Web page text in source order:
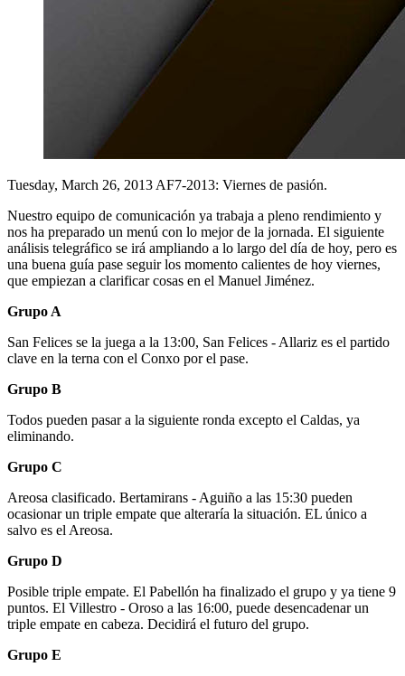
Tuesday, March 26, 2013 AF7-2013: Viernes de pasión.
Nuestro equipo de comunicación ya trabaja a pleno rendimiento y
nos ha preparado un menú con lo mejor de la jornada. El siguiente
análisis telegráfico se irá ampliando a lo largo del día de hoy, pero es
una buena guía pase seguir los momento calientes de hoy viernes,
que empiezan a clarificar cosas en el Manuel Jiménez.
Grupo A
San Felices se la juega a la 13:00, San Felices - Allariz es el partido
clave en la terna con el Conxo por el pase.
Grupo B
Todos pueden pasar a la siguiente ronda excepto el Caldas, ya
eliminando.
Grupo C
Areosa clasificado. Bertamirans - Aguiño a las 15:30 pueden
ocasionar un triple empate que alteraría la situación. EL único a
salvo es el Areosa.
Grupo D
Posible triple empate. El Pabellón ha finalizado el grupo y ya tiene 9
puntos. El Villestro - Oroso a las 16:00, puede desencadenar un
triple empate en cabeza. Decidirá el futuro del grupo.
Grupo E